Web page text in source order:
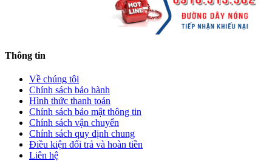
Thông tin
Về chúng tôi
Chính sách bảo hành
Hình thức thanh toán
Chính sách bảo mật thông tin
Chính sách vận chuyển
Chính sách quy định chung
Điều kiện đổi trả và hoàn tiền
Liên hệ